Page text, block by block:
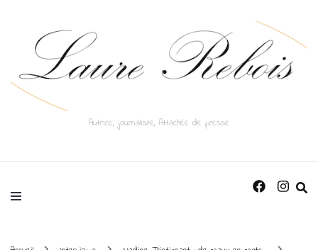
Autrice, journaliste, Attachée de presse